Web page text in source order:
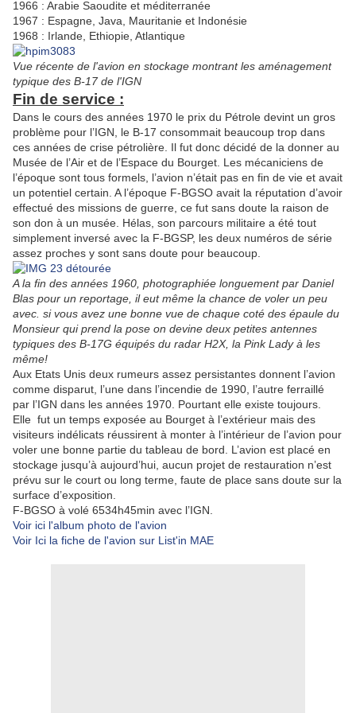
1966 : Arabie Saoudite et méditerranée
1967 : Espagne, Java, Mauritanie et Indonésie
1968 : Irlande, Ethiopie, Atlantique
Vue récente de l'avion en stockage montrant les aménagement
typique des B-17 de l'IGN
Fin de service :
Dans le cours des années 1970 le prix du Pétrole devint un gros
problème pour l’IGN, le B-17 consommait beaucoup trop dans
ces années de crise pétrolière. Il fut donc décidé de la donner au
Musée de l’Air et de l’Espace du Bourget. Les mécaniciens de
l’époque sont tous formels, l’avion n’était pas en fin de vie et avait
un potentiel certain. A l’époque F-BGSO avait la réputation d’avoir
effectué des missions de guerre, ce fut sans doute la raison de
son don à un musée. Hélas, son parcours militaire a été tout
simplement inversé avec la F-BGSP, les deux numéros de série
assez proches y sont sans doute pour beaucoup.
A la fin des années 1960, photographiée longuement par Daniel
Blas pour un reportage, il eut même la chance de voler un peu
avec. si vous avez une bonne vue de chaque coté des épaule du
Monsieur qui prend la pose on devine deux petites antennes
typiques des B-17G équipés du radar H2X, la Pink Lady à les
même!
Aux Etats Unis deux rumeurs assez persistantes donnent l’avion
comme disparut, l’une dans l’incendie de 1990, l’autre ferraillé
par l’IGN dans les années 1970. Pourtant elle existe toujours.
Elle fut un temps exposée au Bourget à l’extérieur mais des
visiteurs indélicats réussirent à monter à l’intérieur de l’avion pour
voler une bonne partie du tableau de bord. L’avion est placé en
stockage jusqu’à aujourd’hui, aucun projet de restauration n’est
prévu sur le court ou long terme, faute de place sans doute sur la
surface d’exposition.
F-BGSO à volé 6534h45min avec l’IGN.
Voir ici l'album photo de l'avion
Voir Ici la fiche de l'avion sur List'in MAE